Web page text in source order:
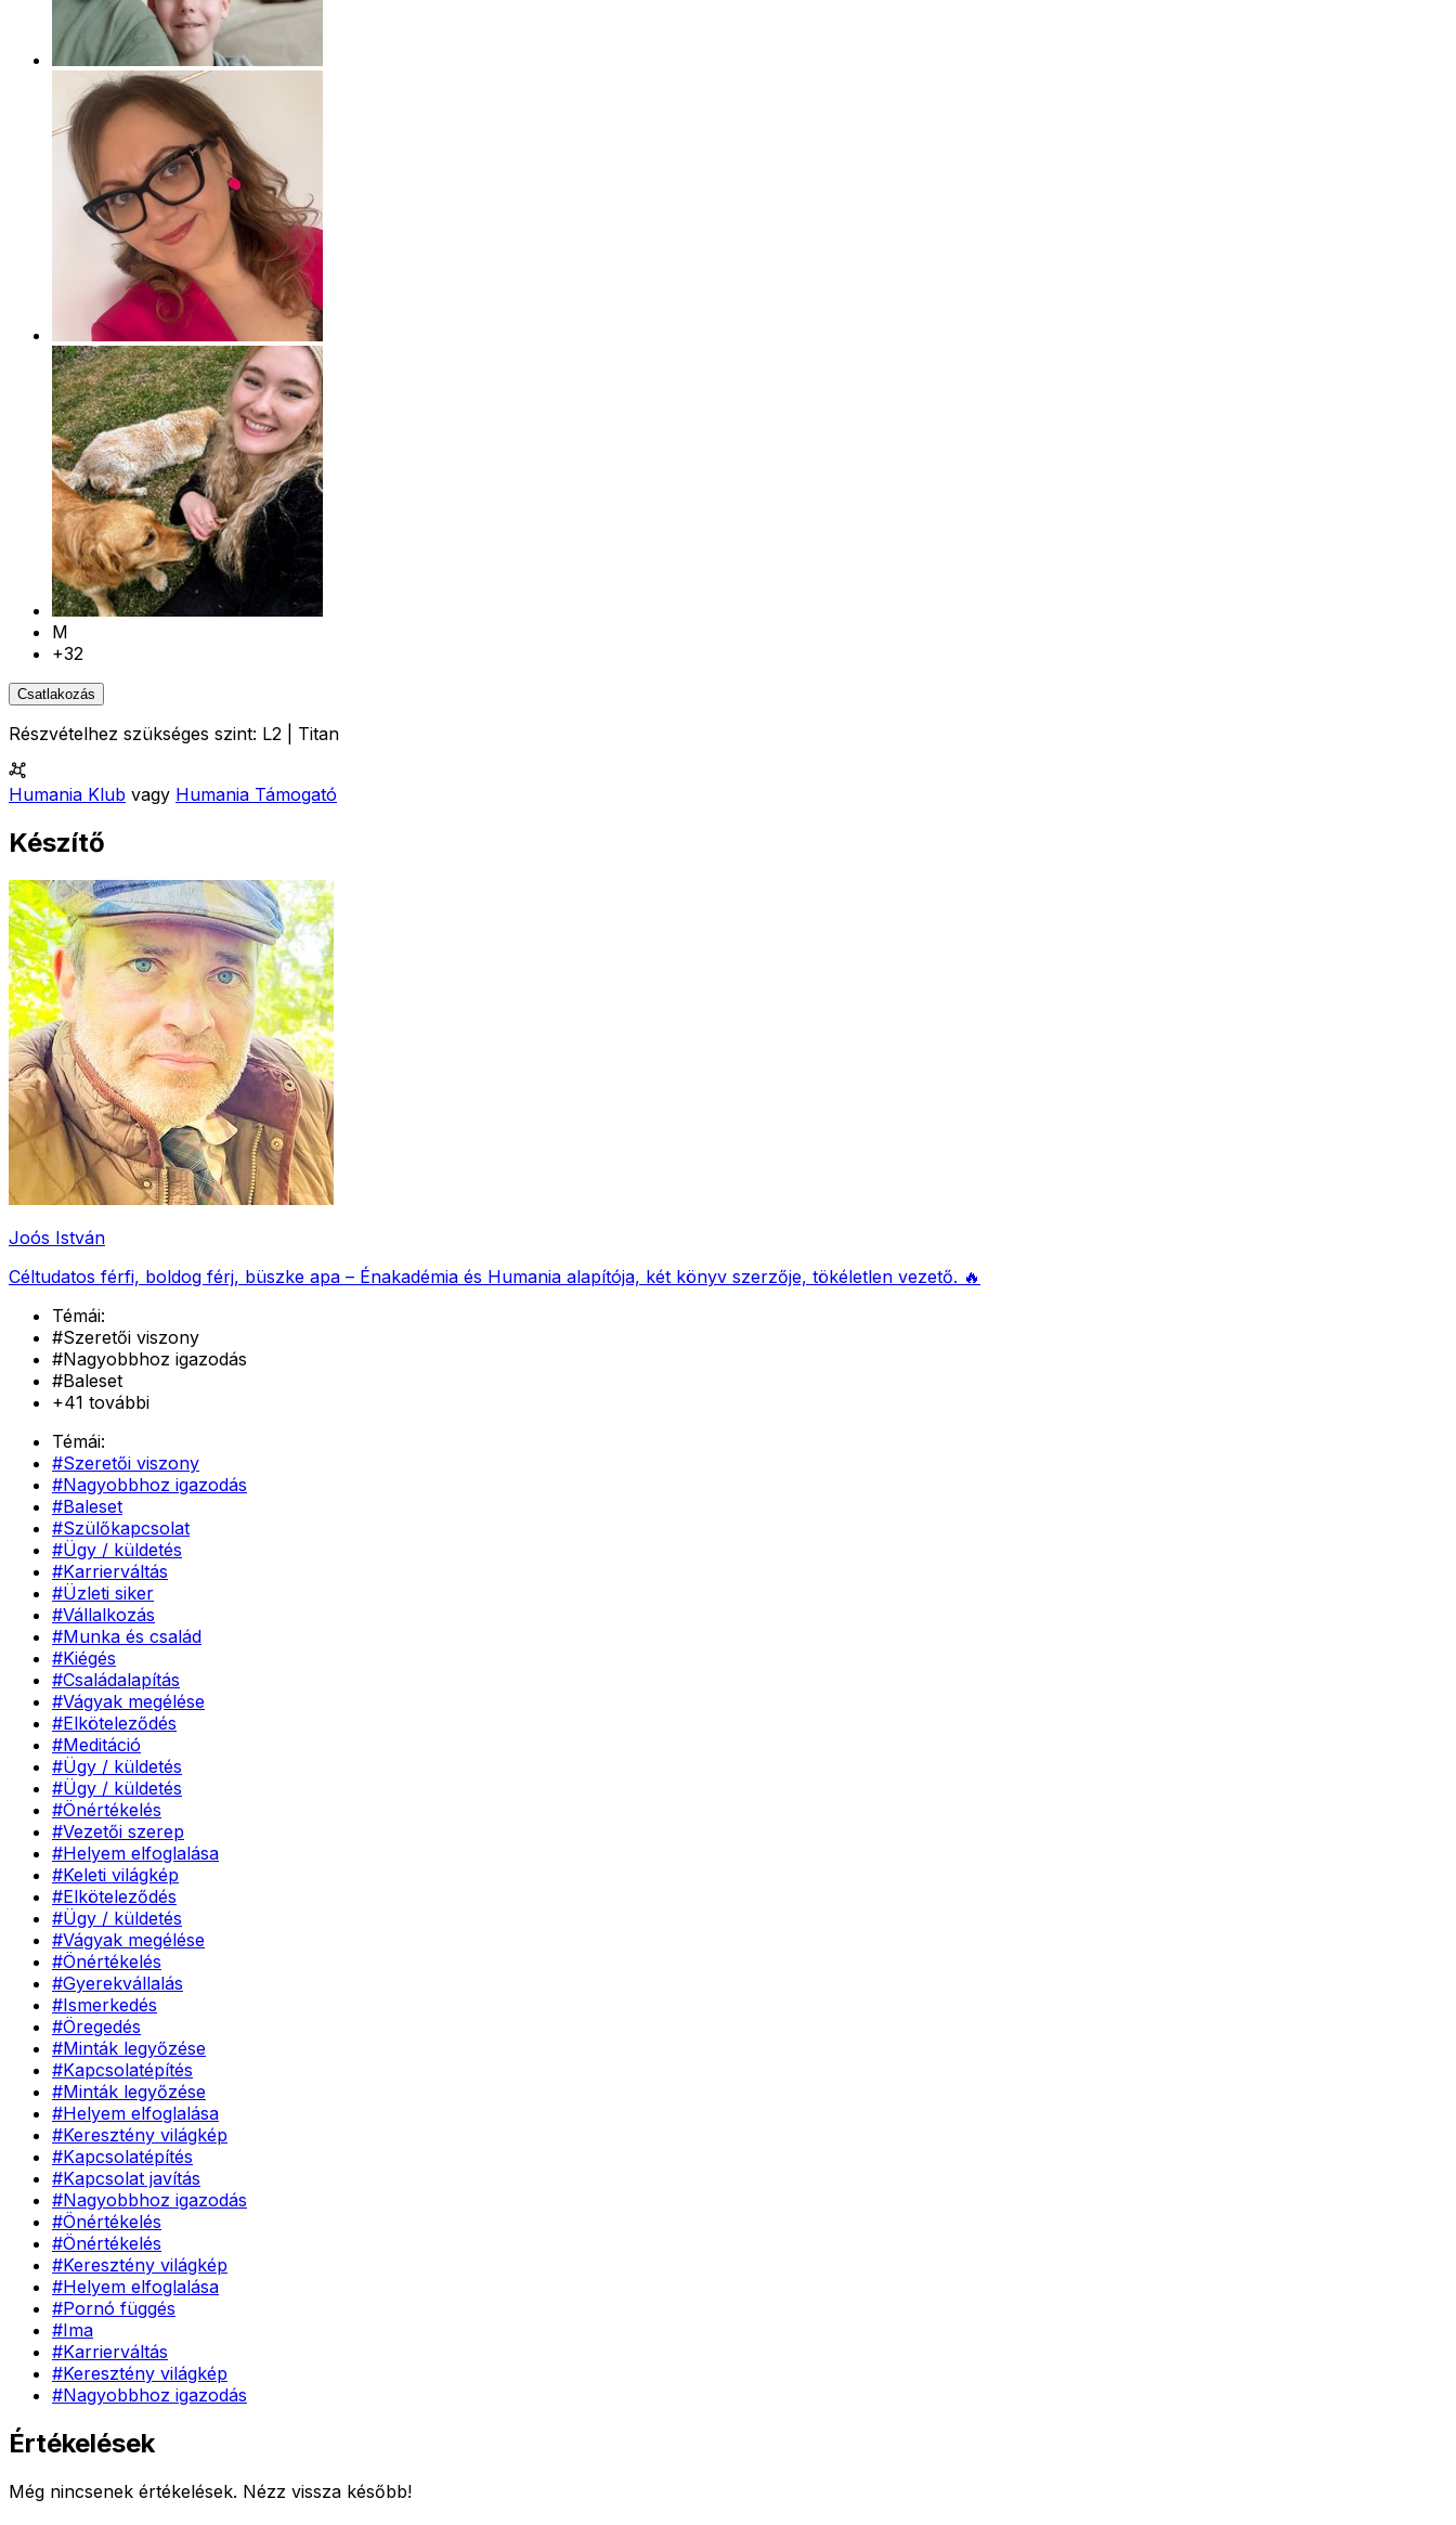
M
+32
Csatlakozás
Részvételhez szükséges szint: L2 | Titan
Humania Klub vagy Humania Támogató
Készítő
Joós István
Céltudatos férfi, boldog férj, büszke apa – Énakadémia és Humania alapítója, két könyv szerzője, tökéletlen vezető. 🔥
Témái:
#Szeretői viszony
#Nagyobbhoz igazodás
#Baleset
+41 további
Témái:
#Szeretői viszony
#Nagyobbhoz igazodás
#Baleset
#Szülőkapcsolat
#Ügy / küldetés
#Karrierváltás
#Üzleti siker
#Vállalkozás
#Munka és család
#Kiégés
#Családalapítás
#Vágyak megélése
#Elköteleződés
#Meditáció
#Ügy / küldetés
#Ügy / küldetés
#Önértékelés
#Vezetői szerep
#Helyem elfoglalása
#Keleti világkép
#Elköteleződés
#Ügy / küldetés
#Vágyak megélése
#Önértékelés
#Gyerekvállalás
#Ismerkedés
#Öregedés
#Minták legyőzése
#Kapcsolatépítés
#Minták legyőzése
#Helyem elfoglalása
#Keresztény világkép
#Kapcsolatépítés
#Kapcsolat javítás
#Nagyobbhoz igazodás
#Önértékelés
#Önértékelés
#Keresztény világkép
#Helyem elfoglalása
#Pornó függés
#Ima
#Karrierváltás
#Keresztény világkép
#Nagyobbhoz igazodás
Értékelések
Még nincsenek értékelések. Nézz vissza később!